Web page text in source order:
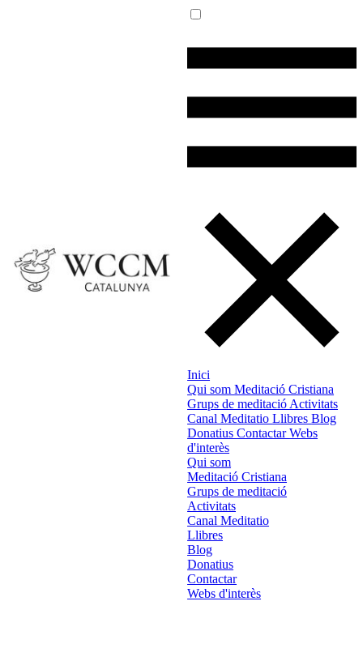
Inici
Qui somMeditació Cristiana
Grups de meditació Activitats
Canal MeditatioLlibresBlog
DonatiusContactarWebs
d'interès
Qui som
Meditació Cristiana
Grups de meditació
Activitats
Canal Meditatio
Llibres
Blog
Donatius
Contactar
Webs d'interès